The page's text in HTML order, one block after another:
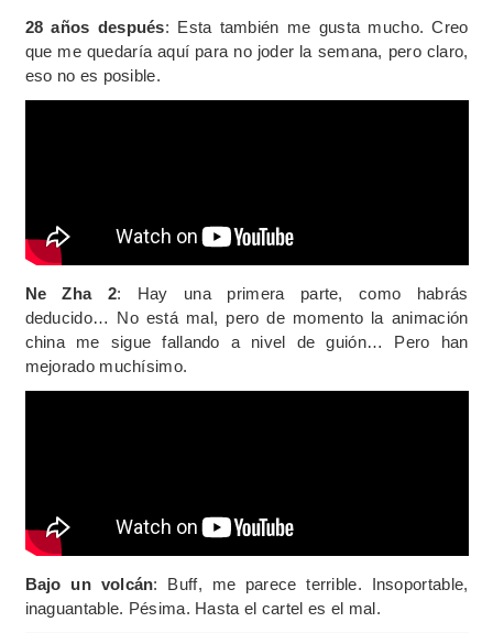
28 años después: Esta también me gusta mucho. Creo
que me quedaría aquí para no joder la semana, pero claro,
eso no es posible.
Ne Zha 2: Hay una primera parte, como habrás
deducido… No está mal, pero de momento la animación
china me sigue fallando a nivel de guión… Pero han
mejorado muchísimo.
Bajo un volcán: Buff, me parece terrible. Insoportable,
inaguantable. Pésima. Hasta el cartel es el mal.